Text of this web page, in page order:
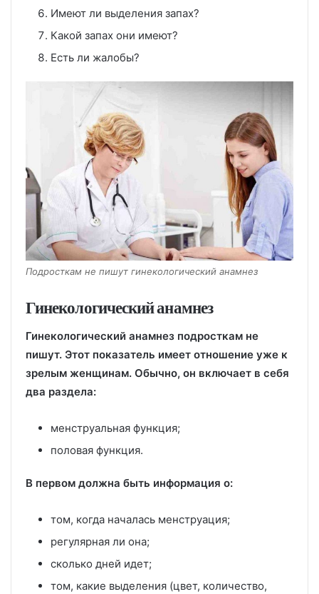
Имеют ли выделения запах?
Какой запах они имеют?
Есть ли жалобы?
Подросткам не пишут гинекологический анамнез
Гинекологический анамнез
Гинекологический анамнез подросткам не
пишут. Этот показатель имеет отношение уже к
зрелым женщинам. Обычно, он включает в себя
два раздела:
менструальная функция;
половая функция.
В первом должна быть информация о:
том, когда началась менструация;
регулярная ли она;
сколько дней идет;
том, какие выделения (цвет, количество,